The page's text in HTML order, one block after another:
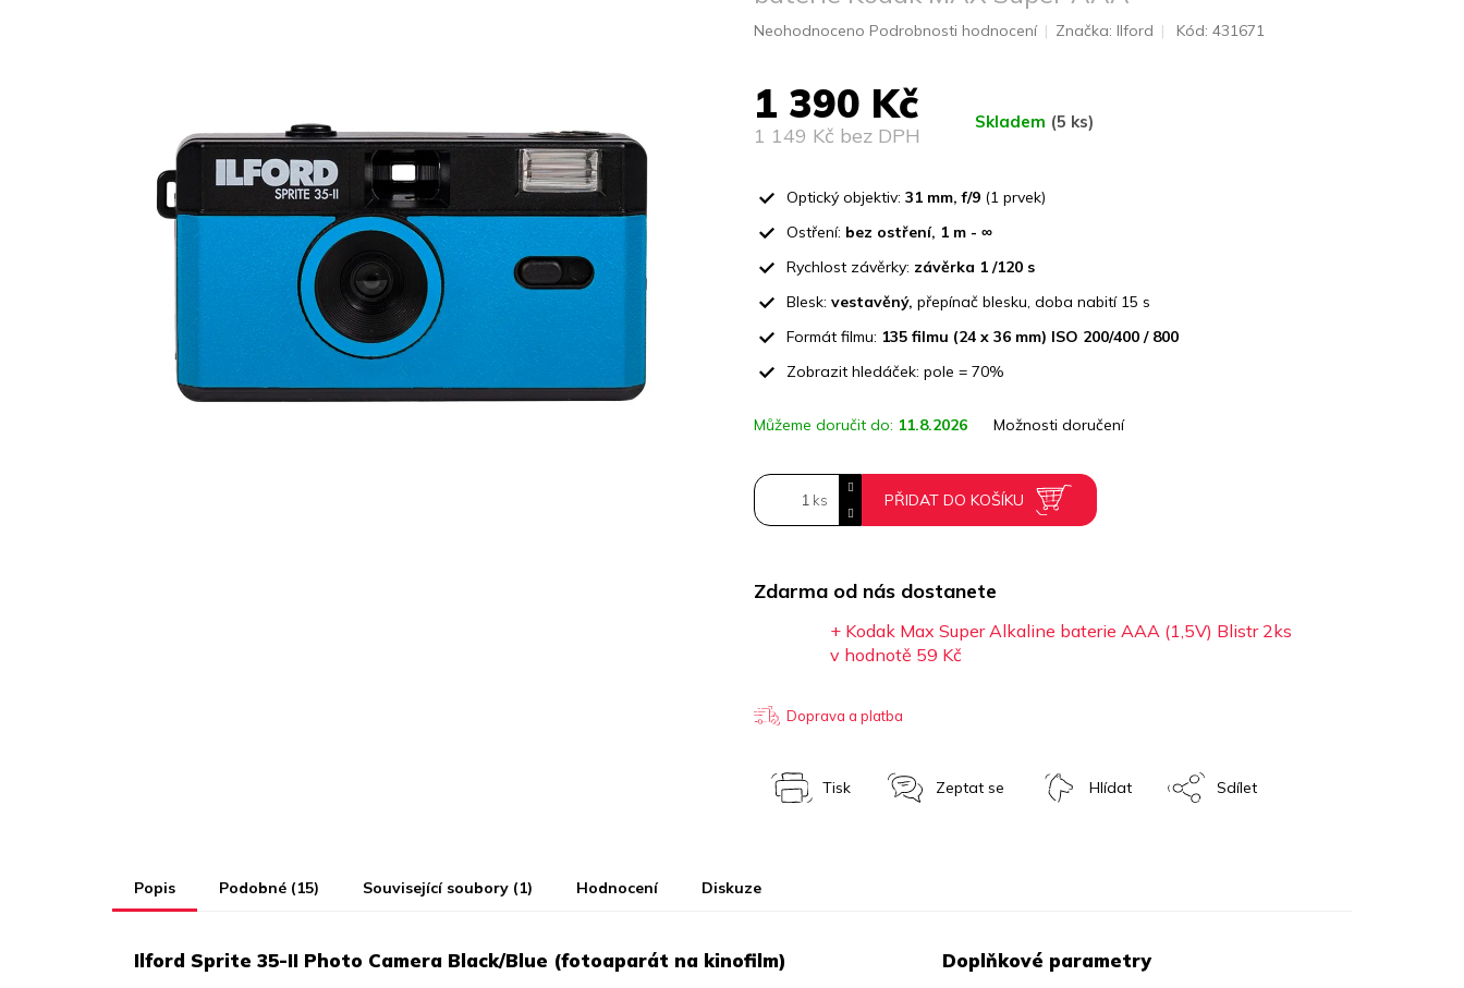
Průměrné
je
0,0
z
Neohodnoceno Podrobnosti hodnocení Značka: Ilford Kód: 431671
1 390 Kč
1 149 Kč bez DPH
cena:
Skladem (5 ks)
Můžeme doručit do: 11.8.2026 Možnosti doručení
PŘIDAT DO KOŠÍKU
Zdarma od nás dostanete
+ Kodak Max Super Alkaline baterie AAA (1,5V) Blistr 2ks
v hodnotě 59 Kč
Optický objektiv: 31 mm, f/9 (1 prvek)
Ostření: bez ostření, 1 m - ∞
Rychlost závěrky: závěrka 1 /120 s
Blesk: vestavěný, přepínač blesku, doba nabití 15 s
Formát filmu: 135 filmu (24 x 36 mm) ISO 200/400 / 800
Zobrazit hledáček: pole = 70%
Doprava a platba
Tisk Zeptat se Hlídat Sdílet
Popis Podobné (15) Související soubory (1) Hodnocení Diskuze
Ilford Sprite 35-II Photo Camera Black/Blue (fotoaparát na kinofilm) Doplňkové parametry